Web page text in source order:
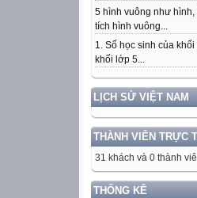
5 hình vuông như hình,
tích hình vuông...
1. Số học sinh của
khối lớp 5...
LỊCH SỬ VIỆT NAM
THÀNH VIÊN TRỰC
31 khách và 0 thành
THỐNG KÊ